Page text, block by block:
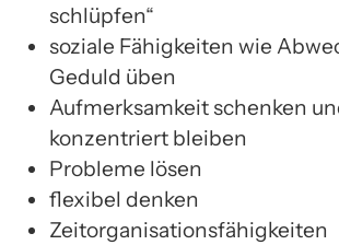
schlüpfen“
soziale Fähigkeiten wie
Geduld üben
Aufmerksamkeit schenken
konzentriert bleiben
Probleme lösen
flexibel denken
Zeitorganisationsfähigkeiten